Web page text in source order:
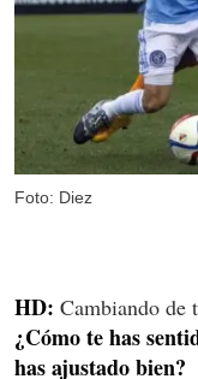
Foto: Diez
HD: Cambiando de
¿Cómo te has
has ajustado bien?